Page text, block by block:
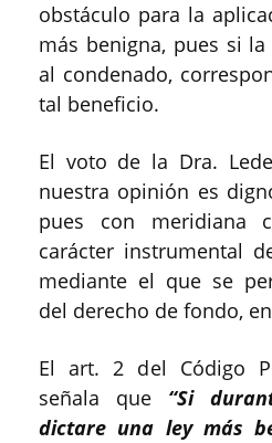
obstáculo para la
más benigna, pues si
al condenado,
tal beneficio.
El voto de la Dra.
nuestra opinión es
pues con meridiana
carácter instrumental
mediante el que se
del derecho de fondo,
El art. 2 del Código
señala que “Si
dictare una ley más